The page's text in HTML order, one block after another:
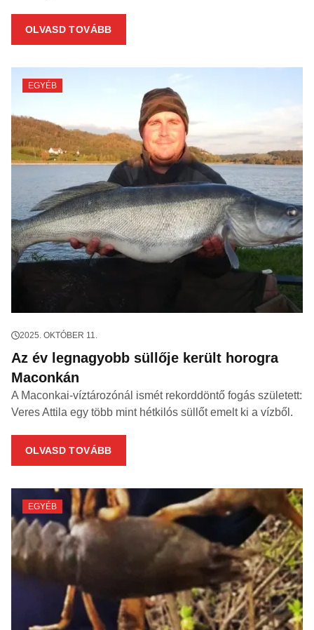
OLVASD TOVÁBB
EGYÉB
2025. OKTÓBER 11.
Az év legnagyobb süllője került horogra
Maconkán
A Maconkai-víztározónál ismét rekorddöntő fogás született:
Veres Attila egy több mint hétkilós süllőt emelt ki a vízből.
OLVASD TOVÁBB
EGYÉB